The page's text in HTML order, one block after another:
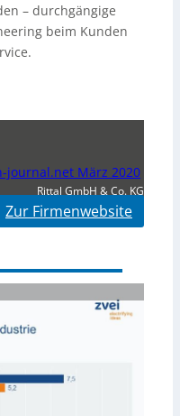
– durchgängige
beim Kunden
März 2020
Rittal GmbH & Co. KG
Zur Firmenwebsite